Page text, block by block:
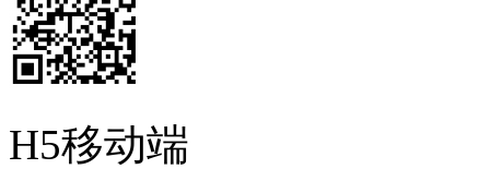
H5移动端